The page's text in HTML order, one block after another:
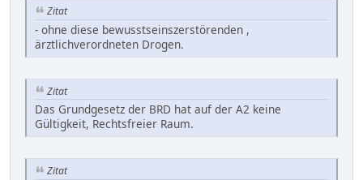
Zitat
- ohne diese bewusstseinszerstörenden ,
ärztlichverordneten Drogen.
Zitat
Das Grundgesetz der BRD hat auf der A2 keine
Gültigkeit, Rechtsfreier Raum.
Zitat